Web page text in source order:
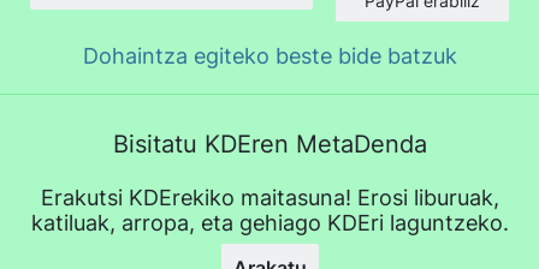
Dohaintza egiteko beste bide batzuk
Bisitatu KDEren MetaDenda
Erakutsi KDErekiko maitasuna! Erosi liburuak,
katiluak, arropa, eta gehiago KDEri laguntzeko.